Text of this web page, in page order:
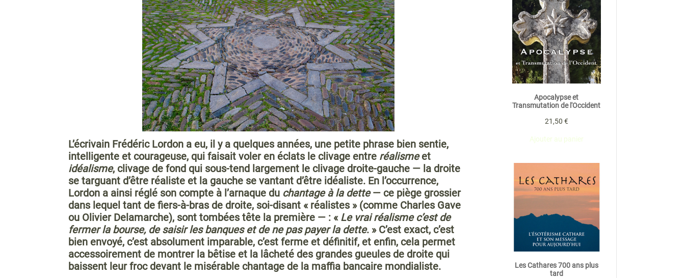
L’écrivain Frédéric Lordon a eu, il y a quelques années, une petite phrase bien sentie,
intelligente et courageuse, qui faisait voler en éclats le clivage entre réalismeet
idéalisme, clivage de fond qui sous-tend largement le clivage droite-gauche — la droite
se targuant d’être réaliste et la gauche se vantant d’être idéaliste. En l’occurrence,
Lordon a ainsi réglé son compte à l’arnaque du chantage à la dette— ce piège grossier
dans lequel tant de fiers-à-bras de droite, soi-disant « réalistes » (comme Charles Gave
ou Olivier Delamarche), sont tombées tête la première — : « Le vrai réalisme c’est de
fermer la bourse, de saisir les banques et de ne pas payer la dette. » C’est exact, c’est
bien envoyé, c’est absolument imparable, c’est ferme et définitif, et enfin, cela permet
accessoirement de montrer la bêtise et la lâcheté des grandes gueules de droite qui
baissent leur froc devant le misérable chantage de la maffia bancaire mondialiste.
Apocalypse et
Transmutation de l'Occident
21,50 €
Ajouter au panier
Les Cathares 700 ans plus
tard